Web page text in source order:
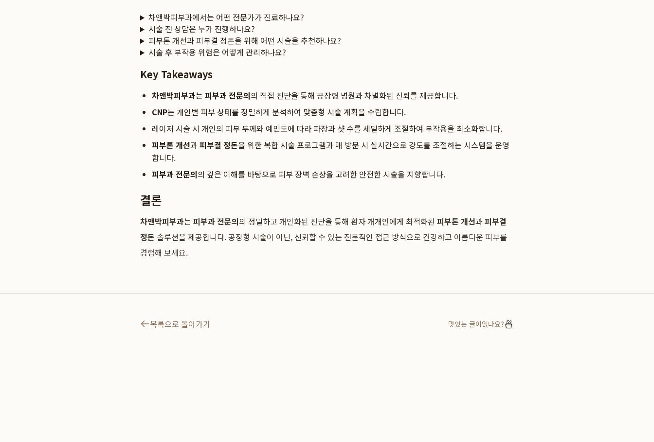
차앤박피부과에서는 어떤 전문가가 진료하나요?
시술 전 상담은 누가 진행하나요?
피부톤 개선과 피부결 정돈을 위해 어떤 시술을 추천하나요?
시술 후 부작용 위험은 어떻게 관리하나요?
Key Takeaways
차앤박피부과는 피부과 전문의의 직접 진단을 통해 공장형 병원과 차별화된 신뢰를 제공합니다.
CNP는 개인별 피부 상태를 정밀하게 분석하여 맞춤형 시술 계획을 수립합니다.
레이저 시술 시 개인의 피부 두께와 예민도에 따라 파장과 샷 수를 세밀하게 조절하여 부작용을 최소화합니다.
피부톤 개선과피부결 정돈을 위한 복합 시술 프로그램과 매 방문 시 실시간으로 강도를 조절하는 시스템을 운영
합니다.
피부과 전문의의 깊은 이해를 바탕으로 피부 장벽 손상을 고려한 안전한 시술을 지향합니다.
결론
차앤박피부과는 피부과 전문의의 정밀하고 개인화된 진단을 통해 환자 개개인에게 최적화된 피부톤 개선과피부결
정돈 솔루션을 제공합니다. 공장형 시술이 아닌, 신뢰할 수 있는 전문적인 접근 방식으로 건강하고 아름다운 피부를
경험해 보세요.
목록으로 돌아가기 맛있는 글이었나요?🍜